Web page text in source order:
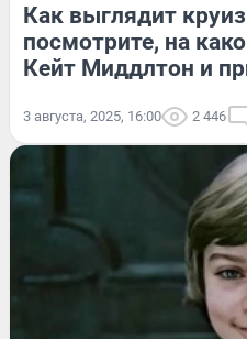
Как выглядит
посмотрите, на
Кейт Миддлтон и
3 августа, 2025, 16:00 2 446